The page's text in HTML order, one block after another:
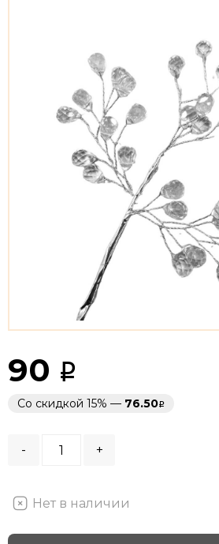
90
Со скидкой 15% — 76.50
- +
Нет в наличии